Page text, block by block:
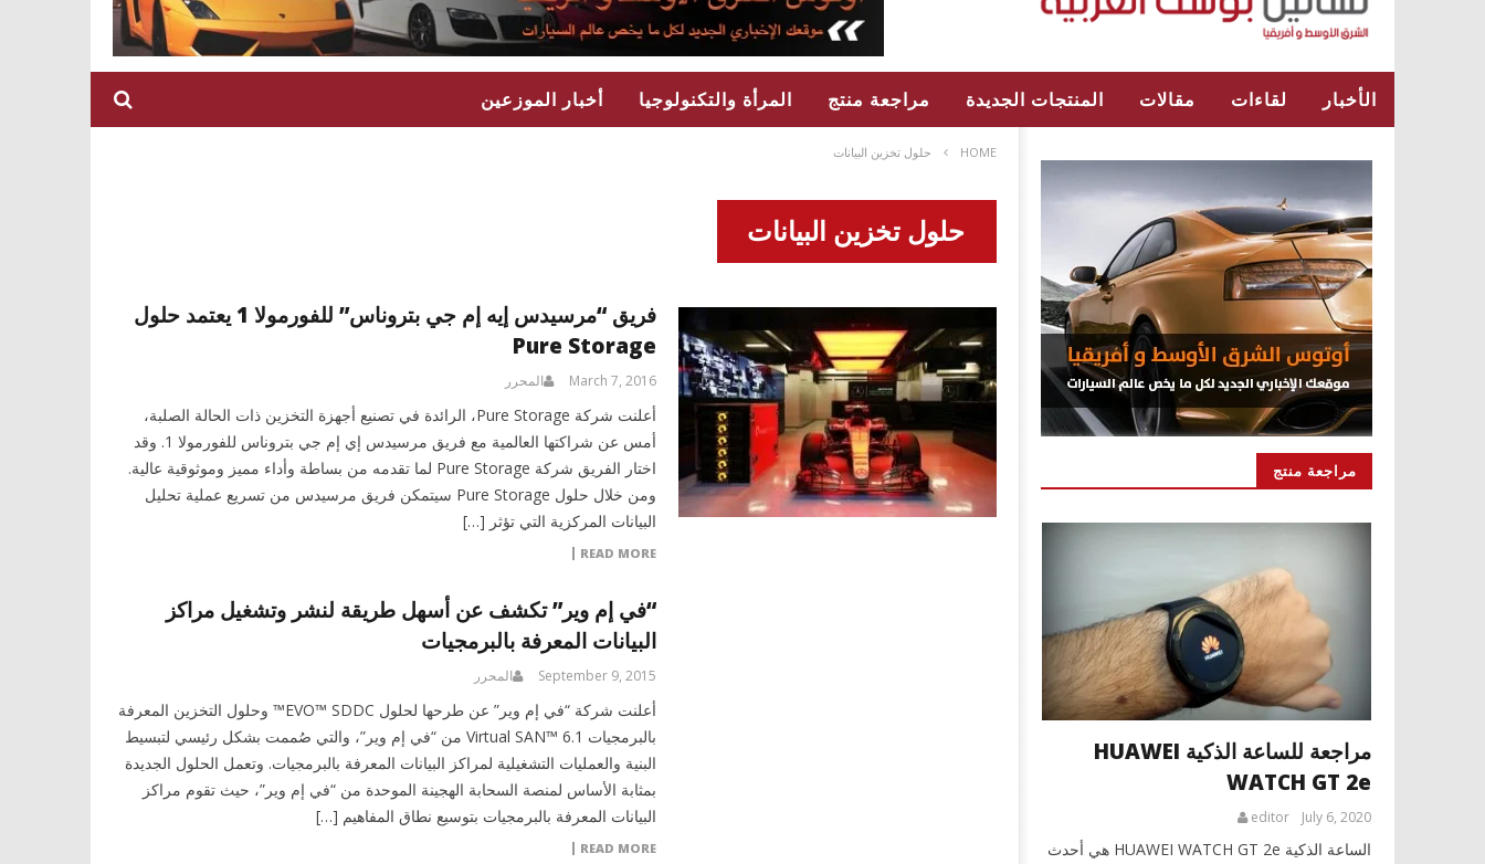
الأخبار لقاءات مقالات المنتجات الجديدة مراجعة منتج المرأة والتكنولوجيا أخبار الموزعين
HOME حلول تخزين البيانات
حلول تخزين البيانات
فريق “مرسيدس إيه إم جي بتروناس” للفورمولا 1 يعتمد حلول
Pure Storage
March 7, 2016 المحرر
أعلنت شركة Pure Storage، الرائدة في تصنيع أجهزة التخزين ذات الحالة الصلبة،
أمس عن شراكتها العالمية مع فريق مرسيدس إي إم جي بتروناس للفورمولا 1. وقد
اختار الفريق شركة Pure Storage لما تقدمه من بساطة وأداء مميز وموثوقية عالية.
ومن خلال حلول Pure Storage سيتمكن فريق مرسيدس من تسريع عملية تحليل
البيانات المركزية التي تؤثر […]
READ MORE
“في إم وير” تكشف عن أسهل طريقة لنشر وتشغيل مراكز
البيانات المعرفة بالبرمجيات
September 9, 2015 المحرر
أعلنت شركة “في إم وير” عن طرحها لحلول EVO™ SDDC™ وحلول التخزين المعرفة
بالبرمجيات Virtual SAN™ 6.1 من “في إم وير”، والتي صُممت بشكل رئيسي لتبسيط
البنية والعمليات التشغيلية لمراكز البيانات المعرفة بالبرمجيات. وتعمل الحلول الجديدة
بمثابة الأساس لمنصة السحابة الهجينة الموحدة من “في إم وير”، حيث تقوم مراكز
البيانات المعرفة بالبرمجيات بتوسيع نطاق المفاهيم […]
READ MORE
مراجعة منتج
مراجعة للساعة الذكية HUAWEI
WATCH GT 2e
July 6, 2020
editor
الساعة الذكية HUAWEI WATCH GT 2e هي أحدث